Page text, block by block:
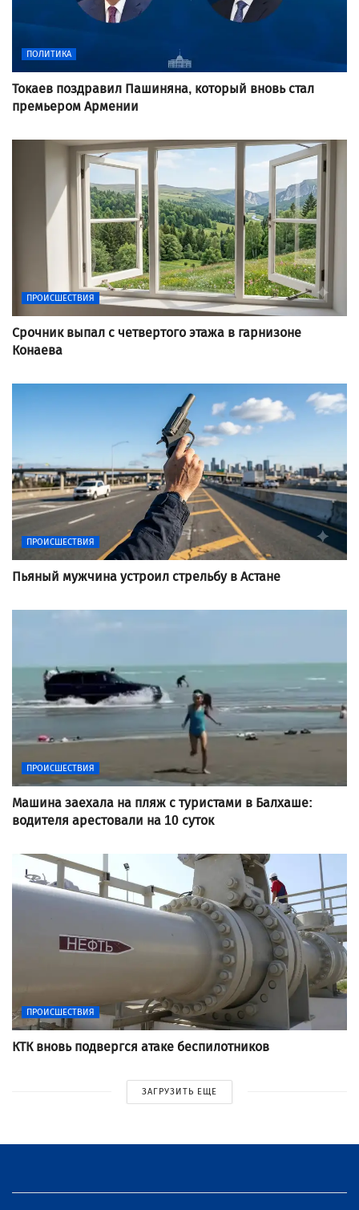
ПОЛИТИКА
Токаев поздравил Пашиняна, который вновь стал
премьером Армении
ПРОИСШЕСТВИЯ
Срочник выпал с четвертого этажа в гарнизоне
Конаева
ПРОИСШЕСТВИЯ
Пьяный мужчина устроил стрельбу в Астане
ПРОИСШЕСТВИЯ
Машина заехала на пляж с туристами в Балхаше:
водителя арестовали на 10 суток
ПРОИСШЕСТВИЯ
КТК вновь подвергся атаке беспилотников
ЗАГРУЗИТЬ ЕЩЕ